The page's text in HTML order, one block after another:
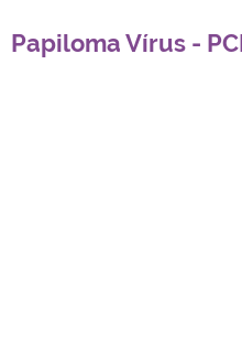
Papiloma Vírus -